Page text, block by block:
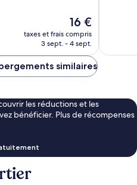
Le
nouveau
prix
de
16 €
taxes et frais compris
3 sept. - 4 sept.
similaires
les réductions et les
bénéficier. Plus de récompenses